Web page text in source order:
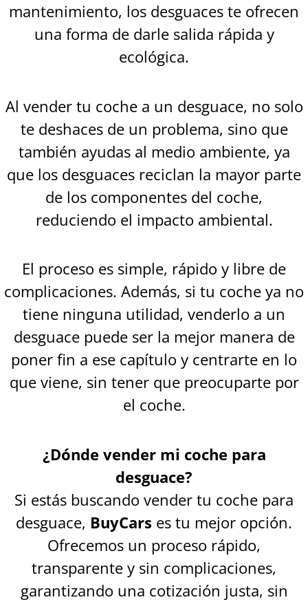
mantenimiento, los desguaces te ofrecen
una forma de darle salida rápida y
ecológica.
Al vender tu coche a un desguace, no solo
te deshaces de un problema, sino que
también ayudas al medio ambiente, ya
que los desguaces reciclan la mayor parte
de los componentes del coche,
reduciendo el impacto ambiental.
El proceso es simple, rápido y libre de
complicaciones. Además, si tu coche ya no
tiene ninguna utilidad, venderlo a un
desguace puede ser la mejor manera de
poner fin a ese capítulo y centrarte en lo
que viene, sin tener que preocuparte por
el coche.
¿Dónde vender mi coche para
desguace?
Si estás buscando vender tu coche para
desguace, BuyCars es tu mejor opción.
Ofrecemos un proceso rápido,
transparente y sin complicaciones,
garantizando una cotización justa, sin